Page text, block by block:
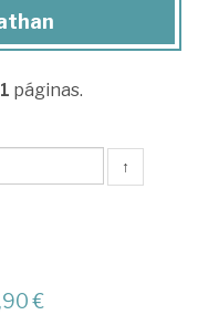
1 páginas.
↑
€